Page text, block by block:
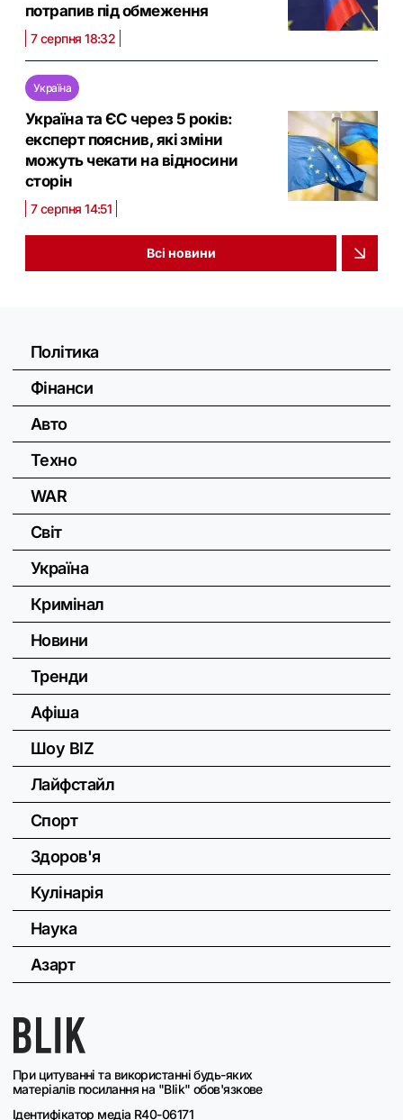
потрапив під обмеження
7 серпня 18:32
Україна
Україна та ЄС через 5 років:
експерт пояснив, які зміни
можуть чекати на відносини
сторін
7 серпня 14:51
Всі новини
При цитуванні та використанні будь-яких
матеріалів посилання на "Blik" обов'язкове
Ідентифікатор медіа R40-06171
Політика
Фінанси
Авто
Техно
WAR
Світ
Україна
Кримінал
Новини
Тренди
Афіша
Шоу BIZ
Лайфстайл
Спорт
Здоров'я
Кулінарія
Наука
Азарт